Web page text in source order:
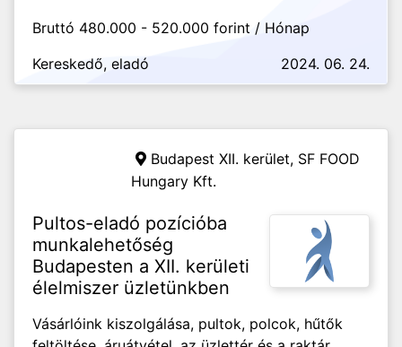
Bruttó 480.000 - 520.000 forint / Hónap
Kereskedő, eladó
2024. 06. 24.
Budapest XII. kerület, SF FOOD
Hungary Kft.
Pultos-eladó pozícióba
munkalehetőség
Budapesten a XII. kerületi
élelmiszer üzletünkben
Vásárlóink kiszolgálása, pultok, polcok, hűtők